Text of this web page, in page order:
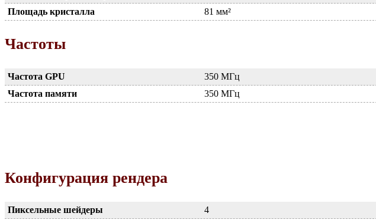
Площадь кристалла
81 мм²
Частоты
Частота GPU
350 МГц
Частота памяти
350 МГц
Конфигурация рендера
Пиксельные шейдеры
4